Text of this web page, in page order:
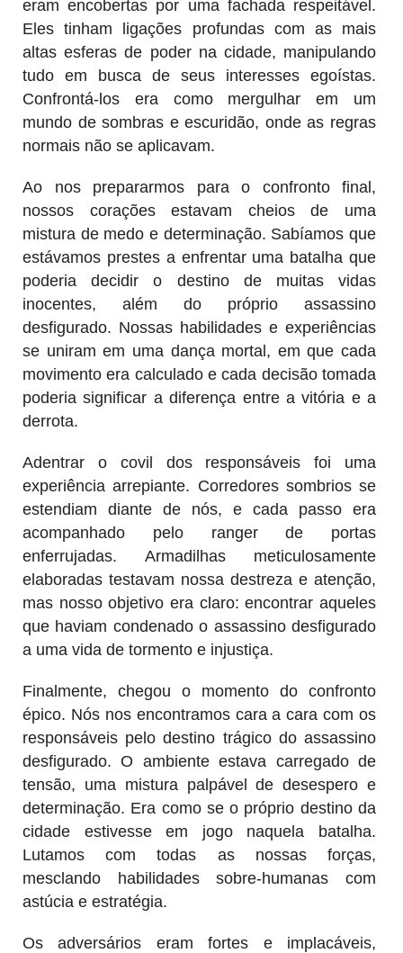
eram encobertas por uma fachada respeitável.
Eles tinham ligações profundas com as mais
altas esferas de poder na cidade, manipulando
tudo em busca de seus interesses egoístas.
Confrontá-los era como mergulhar em um
mundo de sombras e escuridão, onde as regras
normais não se aplicavam.
Ao nos prepararmos para o confronto final,
nossos corações estavam cheios de uma
mistura de medo e determinação. Sabíamos que
estávamos prestes a enfrentar uma batalha que
poderia decidir o destino de muitas vidas
inocentes, além do próprio assassino
desfigurado. Nossas habilidades e experiências
se uniram em uma dança mortal, em que cada
movimento era calculado e cada decisão tomada
poderia significar a diferença entre a vitória e a
derrota.
Adentrar o covil dos responsáveis foi uma
experiência arrepiante. Corredores sombrios se
estendiam diante de nós, e cada passo era
acompanhado pelo ranger de portas
enferrujadas. Armadilhas meticulosamente
elaboradas testavam nossa destreza e atenção,
mas nosso objetivo era claro: encontrar aqueles
que haviam condenado o assassino desfigurado
a uma vida de tormento e injustiça.
Finalmente, chegou o momento do confronto
épico. Nós nos encontramos cara a cara com os
responsáveis pelo destino trágico do assassino
desfigurado. O ambiente estava carregado de
tensão, uma mistura palpável de desespero e
determinação. Era como se o próprio destino da
cidade estivesse em jogo naquela batalha.
Lutamos com todas as nossas forças,
mesclando habilidades sobre-humanas com
astúcia e estratégia.
Os adversários eram fortes e implacáveis,